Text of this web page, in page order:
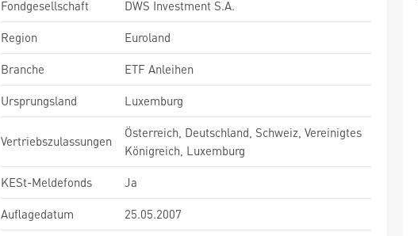
Fondgesellschaft
DWS Investment S.A.
Region
Euroland
Branche
ETF Anleihen
Ursprungsland
Luxemburg
Vertriebszulassungen
Österreich, Deutschland, Schweiz, Vereinigtes
Königreich, Luxemburg
KESt-Meldefonds
Ja
Auflagedatum
25.05.2007